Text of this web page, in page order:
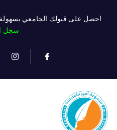
احصل على قبولك الجامعي بسهولة
سجل